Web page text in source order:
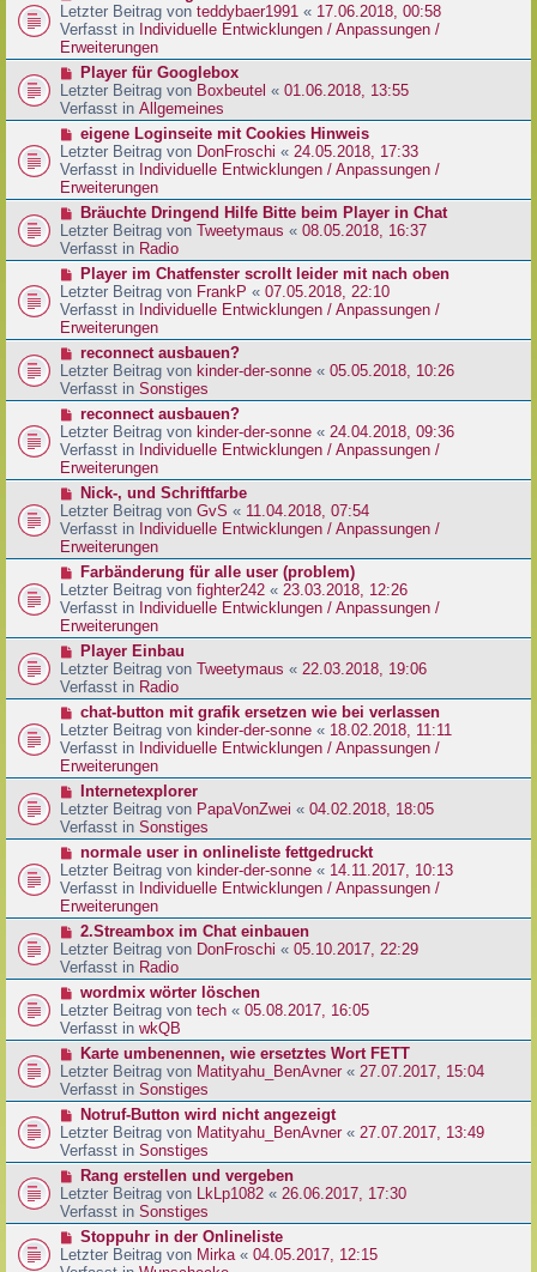
a
g
e
i
t
a
g
e
u
e
r
B
e
i
r
a
g
Letzter Beitrag von teddybaer1991 « 17.06.2018, 00:58
Verfasst in Individuelle Entwicklungen / Anpassungen /
Erweiterungen
N
e
u
e
r
B
e
i
r
a
g
Player für Googlebox
Letzter Beitrag von Boxbeutel « 01.06.2018, 13:55
Verfasst in Allgemeines
N
e
u
e
r
B
e
i
r
a
g
eigene Loginseite mit Cookies Hinweis
Letzter Beitrag von DonFroschi « 24.05.2018, 17:33
Verfasst in Individuelle Entwicklungen / Anpassungen /
Erweiterungen
N
e
u
e
r
B
e
i
r
a
g
Bräuchte Dringend Hilfe Bitte beim Player in Chat
Letzter Beitrag von Tweetymaus « 08.05.2018, 16:37
Verfasst in Radio
N
e
u
e
r
B
e
i
r
a
g
Player im Chatfenster scrollt leider mit nach oben
Letzter Beitrag von FrankP « 07.05.2018, 22:10
Verfasst in Individuelle Entwicklungen / Anpassungen /
Erweiterungen
N
e
u
e
r
B
e
i
r
a
g
reconnect ausbauen?
Letzter Beitrag von kinder-der-sonne « 05.05.2018, 10:26
Verfasst in Sonstiges
N
e
u
e
r
B
e
i
t
a
g
reconnect ausbauen?
Letzter Beitrag von kinder-der-sonne « 24.04.2018, 09:36
Verfasst in Individuelle Entwicklungen / Anpassungen /
Erweiterungen
N
e
u
e
r
B
e
i
t
a
g
Nick-, und Schriftfarbe
Letzter Beitrag von GvS « 11.04.2018, 07:54
Verfasst in Individuelle Entwicklungen / Anpassungen /
Erweiterungen
N
e
u
e
r
B
e
i
r
a
g
Farbänderung für alle user (problem)
Letzter Beitrag von fighter242 « 23.03.2018, 12:26
Verfasst in Individuelle Entwicklungen / Anpassungen /
Erweiterungen
N
e
u
e
r
B
e
i
r
a
g
Player Einbau
Letzter Beitrag von Tweetymaus « 22.03.2018, 19:06
Verfasst in Radio
N
e
u
e
r
B
e
i
r
a
g
chat-button mit grafik ersetzen wie bei verlassen
Letzter Beitrag von kinder-der-sonne « 18.02.2018, 11:11
Verfasst in Individuelle Entwicklungen / Anpassungen /
Erweiterungen
N
e
u
e
r
B
e
i
r
a
g
Internetexplorer
Letzter Beitrag von PapaVonZwei « 04.02.2018, 18:05
Verfasst in Sonstiges
N
e
u
e
r
B
e
i
r
a
g
normale user in onlineliste fettgedruckt
Letzter Beitrag von kinder-der-sonne « 14.11.2017, 10:13
Verfasst in Individuelle Entwicklungen / Anpassungen /
Erweiterungen
N
e
u
e
r
B
e
t
r
a
g
2.Streambox im Chat einbauen
Letzter Beitrag von DonFroschi « 05.10.2017, 22:29
Verfasst in Radio
N
e
u
e
r
B
e
t
r
a
g
wordmix wörter löschen
Letzter Beitrag von tech « 05.08.2017, 16:05
Verfasst in wkQB
N
e
u
e
r
B
e
t
r
a
g
Karte umbenennen, wie ersetztes Wort FETT
Letzter Beitrag von Matityahu_BenAvner « 27.07.2017, 15:04
Verfasst in Sonstiges
N
e
u
e
r
B
e
t
Notruf-Button wird nicht angezeigt
Letzter Beitrag von Matityahu_BenAvner« 27.07.2017, 13:49
Verfasst in Sonstiges
N
e
u
e
r
B
Rang erstellen und vergeben
Letzter Beitrag von LkLp1082 « 26.06.2017, 17:30
Verfasst in Sonstiges
N
e
Stoppuhr in der Onlineliste
Letzter Beitrag von Mirka« 04.05.2017, 12:15